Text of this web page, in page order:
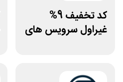
کد تخفیف 9%
غیراول سرویس های